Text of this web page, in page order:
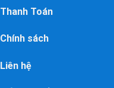
Thanh Toán
Chính sách
Liên hệ